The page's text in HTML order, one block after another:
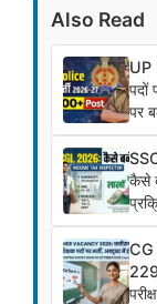
Also Read
UP
पदों
पर
कैसे
CG